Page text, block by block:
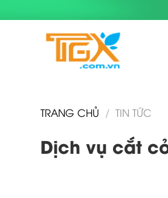
to
TRANG CHỦ / TIN TỨC
Dịch vụ cắt